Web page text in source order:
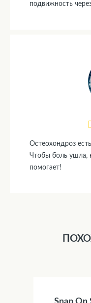
подвижность
Остеохондроз
Чтобы боль
помогает!